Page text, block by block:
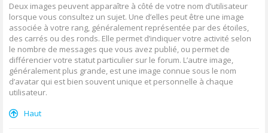
Deux images peuvent apparaître à côté de votre nom d’utilisateur
lorsque vous consultez un sujet. Une d’elles peut être une image
associée à votre rang, généralement représentée par des étoiles,
des carrés ou des ronds. Elle permet d’indiquer votre activité selon
le nombre de messages que vous avez publié, ou permet de
différencier votre statut particulier sur le forum. L’autre image,
généralement plus grande, est une image connue sous le nom
d’avatar qui est bien souvent unique et personnelle à chaque
utilisateur.
Haut